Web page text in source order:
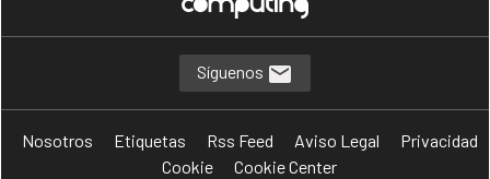
Síguenos
Nosotros Etiquetas Rss Feed Aviso Legal
Privacidad
Cookie
Cookie Center